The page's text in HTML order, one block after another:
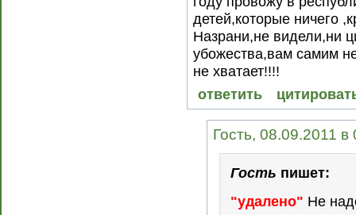
детей,которые ничего
Назрани,не видели,ни
убожества,вам самим
не хватает!!!!
ответить
Гость, 08.09.2011
Гость пишет:
"удалено" Не